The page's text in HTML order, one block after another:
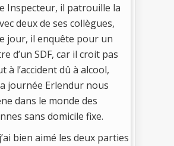
Inspecteur, il patrouille la
deux de ses collègues,
jour, il enquête pour un
d’un SDF, car il croit pas
à l’accident dû à alcool,
journée Erlendur nous
dans le monde des
sans domicile fixe.
bien aimé les deux parties